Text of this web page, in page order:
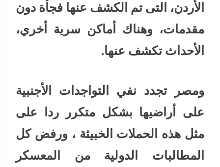
الأردن، التى تم الكشف عنها فجأة دون
مقدمات، وهناك أماكن سرية أخري،
الأحداث تكشف عنها.
ومصر تجدد نفي التواجدات الأجنبية
على أراضيها بشكل متكرر ردا على
مثل هذه الحملات الخبيثة ، ورفض كل
المطالبات الدولية من المعسكر